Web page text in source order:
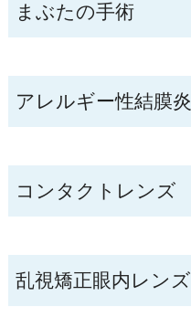
まぶたの手術
アレルギー性結膜炎
コンタクトレンズ
乱視矯正眼内レンズ